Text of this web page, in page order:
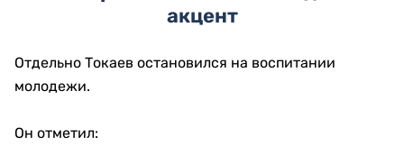
акцент
Отдельно Токаев остановился на воспитании
молодежи.
Он отметил: